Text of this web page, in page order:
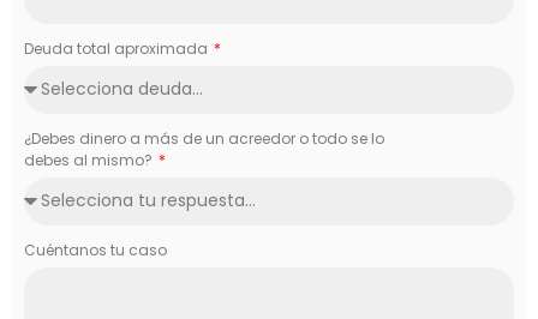
Deuda total aproximada
¿Debes dinero a más de un acreedor o todo se lo
debes al mismo?
Cuéntanos tu caso